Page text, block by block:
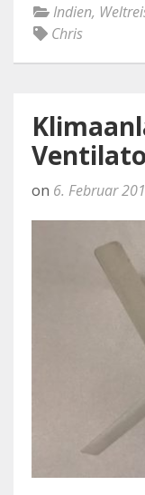
Indien,
Chris
on 6. Februar